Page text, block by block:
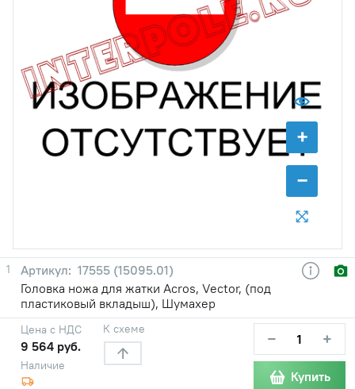
+
−
1
17555 (15095.01)
Головка ножа для жатки Acros, Vector, (под
пластиковый вкладыш), Шумахер
Наличие
Цена с НДС
9 564 руб.
К схеме − +
Купить